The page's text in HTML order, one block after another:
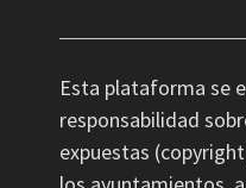
Esta plataforma se
responsabilidad
expuestas